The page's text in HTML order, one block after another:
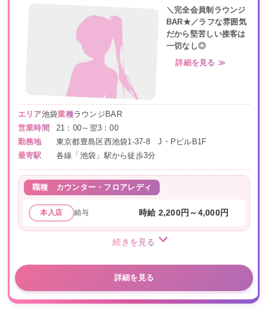
＼完全会員制ラウンジ
BAR★／ラフな雰囲気
だから堅苦しい接客は
一切なし◎
詳細を見る ≫
エリア池袋業種ラウンジBAR
営業時間
21：00～翌3：00
勤務地
東京都豊島区西池袋1-37-8 J・PビルB1F
最寄駅
各線「池袋」駅から徒歩3分
職種 カウンター・フロアレディ
本入店 給与 時給 2,200円～4,000円
続きを見る
詳細を見る